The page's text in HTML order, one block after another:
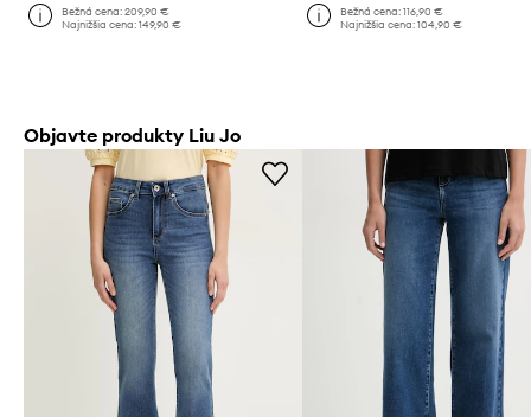
Bežná cena:209,90 €
Najnižšia cena:149,90 €
Bežná cena: 116,90 €
Najnižšia cena: 104,90 €
Objavte produkty Liu Jo